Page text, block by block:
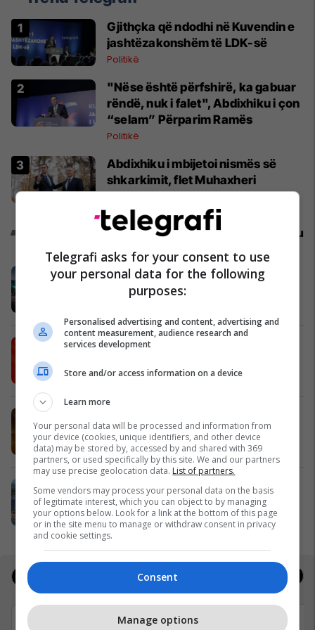
Gjithçka që ndodhi në Kuvendin e
jashtëzakonshëm të LDK-së
Politikë
"Nëse është përfshirë, ka gabuar
rëndë, nuk i falet", Abdixhiku i çon
“selam” Përparim Ramës
Politikë
Abdixhiku i mbijetoi nismës së
shkarkimit, flet Muhaxheri
Politikë
Reklamo këtu
Zgjidhni një nga katër modelet tuaja
të preferuara Peugeot
IPKO vazhdon partneritetin me
IPKO
3, 4 dhe 5 gusht në Prishtinë
Expo Prishtina
Holiday In 2 – banesa juaj për
pushime pranë detit
Edil Project
Jobs
Telegrafi asks for your consent to use
your personal data for the following
purposes:
Personalised advertising and content, advertising and
content measurement, audience research and
services development
Store and/or access information on a device
Learn more
Your personal data will be processed and information from
your device (cookies, unique identifiers, and other device
data) may be stored by, accessed by and shared with 369
partners, or used specifically by this site. We and our partners
may use precise geolocation data. List of partners.
Some vendors may process your personal data on the basis
of legitimate interest, which you can object to by managing
your options below. Look for a link at the bottom of this page
or in the site menu to manage or withdraw consent in privacy
and cookie settings.
Consent
Manage options